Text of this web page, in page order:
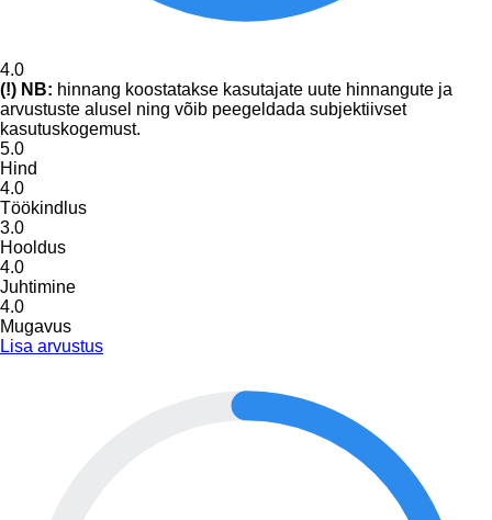
4.0
(!) NB: hinnang koostatakse kasutajate uute hinnangute ja
arvustuste alusel ning võib peegeldada subjektiivset
kasutuskogemust.
5.0
Hind
4.0
Töökindlus
3.0
Hooldus
4.0
Juhtimine
4.0
Mugavus
Lisa arvustus